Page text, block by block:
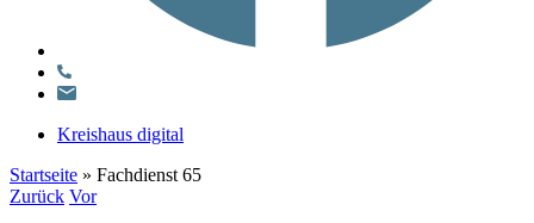
Kreishaus digital
Startseite » Fachdienst 65
Zurück Vor